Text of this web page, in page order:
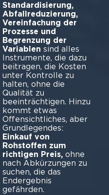
Standardisierung,
Abfallreduzierung,
Vereinfachung der
Prozesse und
Begrenzung der
Variablen sind alles
Instrumente, die dazu
beitragen, die Kosten
unter Kontrolle zu
halten, ohne die
Qualität zu
beeinträchtigen. Hinzu
kommt etwas
Offensichtliches, aber
Grundlegendes:
Einkauf von
Rohstoffen zum
richtigen Preis,ohne
nach Abkürzungen zu
suchen, die das
Endergebnis
gefährden.